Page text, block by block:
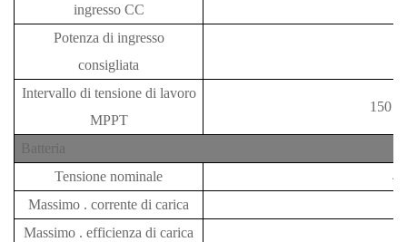
ingresso CC
Potenza di ingresso
consigliata
Intervallo di tensione di lavoro
MPPT
150
Batteria
Tensione nominale
Massimo . corrente di carica
Massimo . efficienza di carica